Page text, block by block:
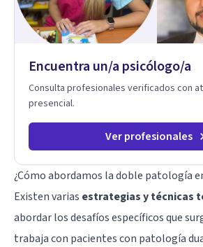
recursos creativos, que permiten
profundos de la experiencia, más allá de
racional.
Encuentra un/a psicólogo/a
Consulta profesionales verificados con
presencial.
Ver profesionales
¿Cómo abordamos la doble patología
Existen varias estrategias y técnicas
abordar los desafíos específicos que
trabaja con pacientes con patología